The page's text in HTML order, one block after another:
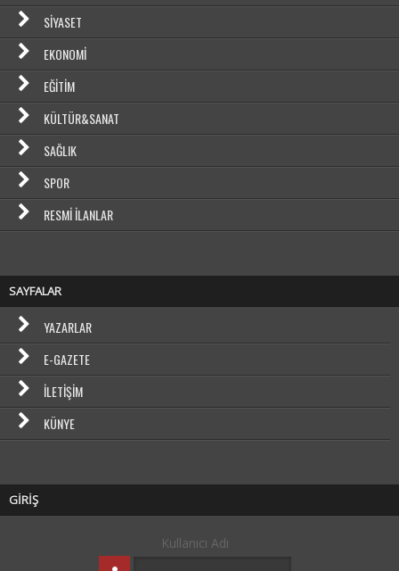
SIYASET
EKONOMI
EĞITIM
KÜLTÜR&SANAT
SAĞLIK
SPOR
RESMI İLANLAR
SAYFALAR
YAZARLAR
E-GAZETE
İLETIŞIM
KÜNYE
GİRİŞ
Kullanıcı Adı